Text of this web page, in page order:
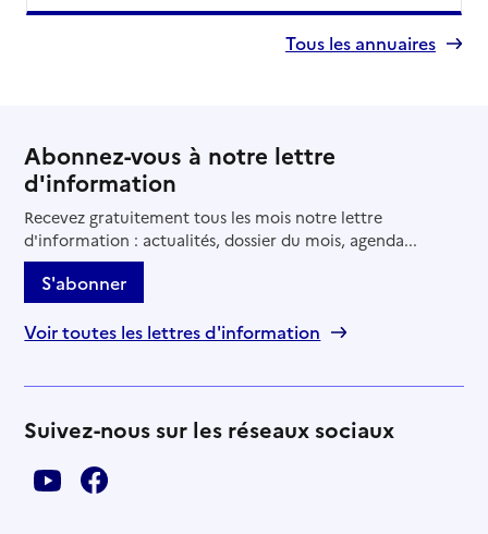
Tous les annuaires
Abonnez-vous à notre lettre
d'information
Recevez gratuitement tous les mois notre lettre
d'information : actualités, dossier du mois, agenda...
S'abonner
Voir toutes les lettres d'information
Suivez-nous sur les réseaux sociaux